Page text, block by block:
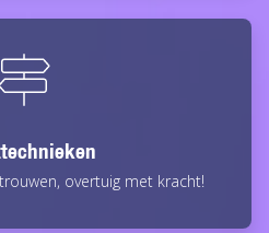
overtuig met kracht!